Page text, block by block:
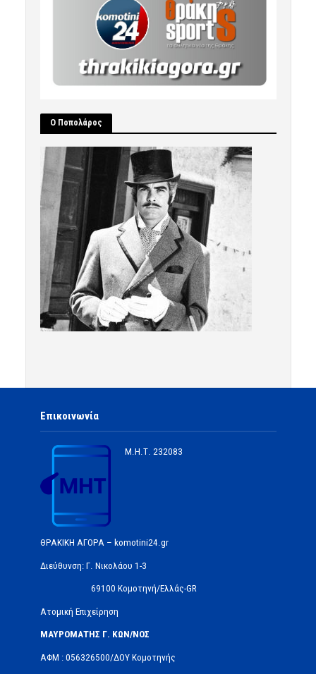
Ο Ποπολάρος
Επικοινωνία
Μ.Η.Τ. 232083
ΘΡΑΚΙΚΗ ΑΓΟΡΑ – komotini24.gr
Διεύθυνση: Γ. Νικολάου 1-3
69100 Κομοτηνή/Ελλάς-GR
Ατομική Επιχείρηση
ΜΑΥΡΟΜΑΤΗΣ Γ. ΚΩΝ/ΝΟΣ
ΑΦΜ : 056326500/ΔOΥ Κομοτηνής